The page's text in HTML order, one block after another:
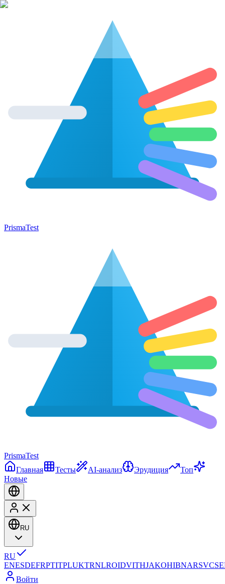
PrismaTest
PrismaTest
Главная
Тесты AI-анализ Эрудиция
Топ
Новые
RU
RU
ENESDEFRPTITPLUKTRNLROIDVITHJAKOHIBNARSVCS
Войти